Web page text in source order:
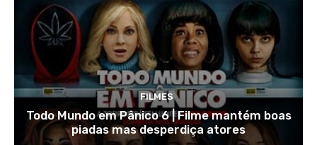
FILMES
Todo Mundo em Pânico 6 | Filme mantém boas
piadas mas desperdiça atores